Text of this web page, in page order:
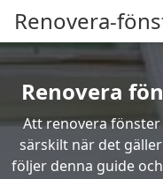
Renovera-
Renovera
Att renovera
särskilt när det
följer denna guide